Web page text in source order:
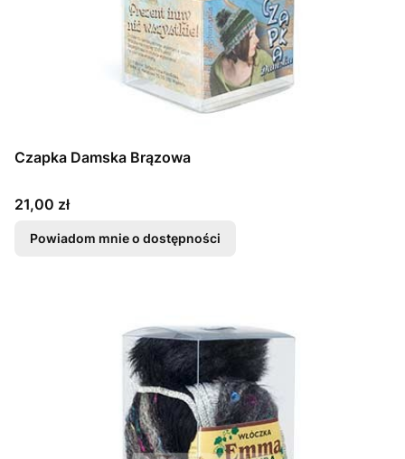
Czapka Damska Brązowa
Cena
21,00 zł
Powiadom mnie o dostępności